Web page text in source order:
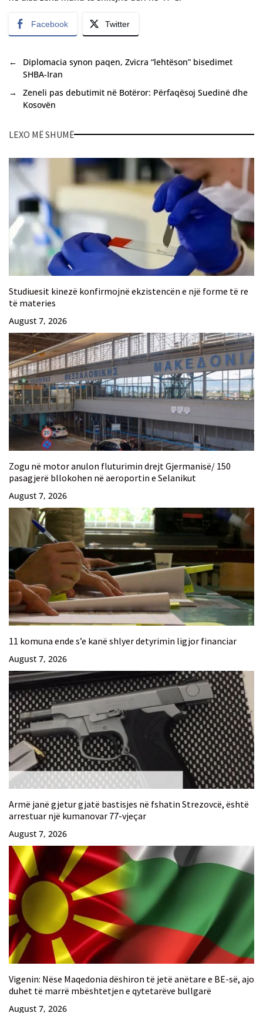
Facebook Twitter
←
Diplomacia synon paqen, Zvicra “lehtëson” bisedimet
SHBA-Iran
→
Zeneli pas debutimit në Botëror: Përfaqësoj Suedinë dhe
Kosovën
LEXO MË SHUMË
Studiuesit kinezë konfirmojnë ekzistencën e një forme të re
të materies
August 7, 2026
Zogu në motor anulon fluturimin drejt Gjermanisë/ 150
pasagjerë bllokohen në aeroportin e Selanikut
August 7, 2026
11 komuna ende s’e kanë shlyer detyrimin ligjor financiar
August 7, 2026
Armë janë gjetur gjatë bastisjes në fshatin Strezovcë, është
arrestuar një kumanovar 77-vjeçar
August 7, 2026
Vigenin: Nëse Maqedonia dëshiron të jetë anëtare e BE-së, ajo
duhet të marrë mbështetjen e qytetarëve bullgarë
August 7, 2026